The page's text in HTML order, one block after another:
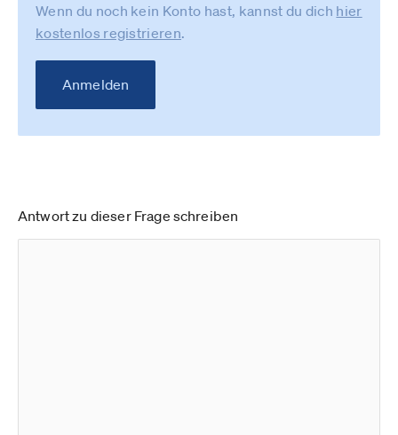
Wenn du noch kein Konto hast, kannst du dich hier
kostenlos registrieren.
Anmelden
Antwort zu dieser Frage schreiben